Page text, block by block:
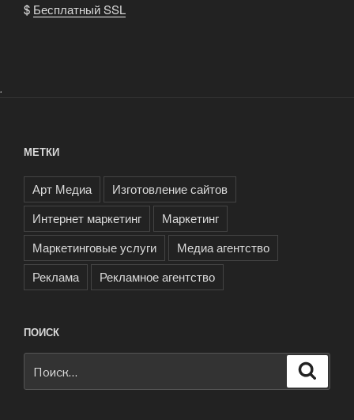
$ Бесплатный SSL
.
МЕТКИ
Арт Медиа
Изготовление сайтов
Интернет маркетинг
Маркетинг
Маркетинговые услуги
Медиа агентство
Реклама
Рекламное агентство
ПОИСК